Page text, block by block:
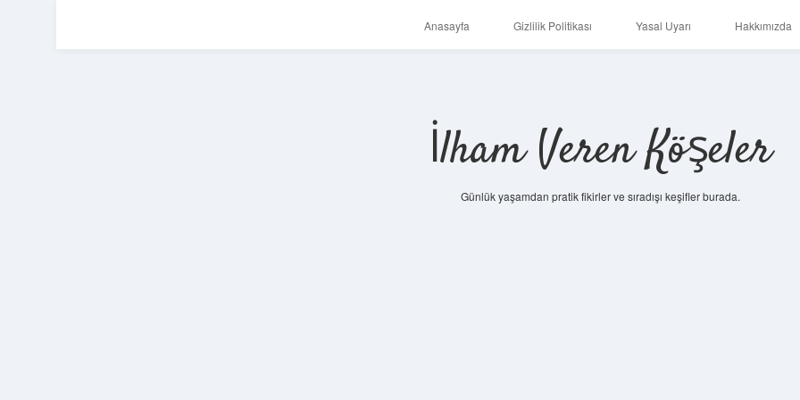
Anasayfa Gizlilik Politikası Yasal Uyarı Hakkımızda
İlham Veren Köşeler
Günlük yaşamdan pratik fikirler ve sıradışı keşifler burada.